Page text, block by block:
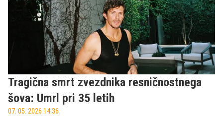
Tragična smrt zvezdnika resničnostnega
šova: Umrl pri 35 letih
07. 05. 2026 14.36